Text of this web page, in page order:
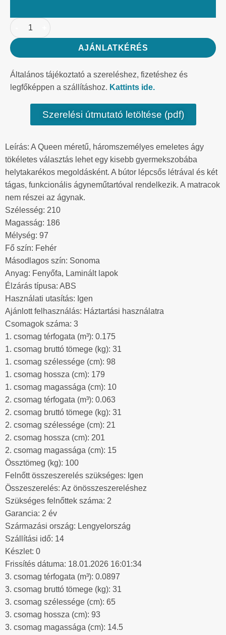
AJÁNLATKÉRÉS
Általános tájékoztató a szereléshez, fizetéshez és
legfőképpen a szállításhoz. Kattints ide.
Szerelési útmutató letöltése (pdf)
Leírás: A Queen méretű, háromszemélyes emeletes ágy
tökéletes választás lehet egy kisebb gyermekszobába
helytakarékos megoldásként. A bútor lépcsős létrával és két
tágas, funkcionális ágyneműtartóval rendelkezik. A matracok
nem részei az ágynak.
Szélesség: 210
Magasság: 186
Mélység: 97
Fő szín: Fehér
Másodlagos szín: Sonoma
Anyag: Fenyőfa, Laminált lapok
Élzárás típusa: ABS
Használati utasítás: Igen
Ajánlott felhasználás: Háztartási használatra
Csomagok száma: 3
1. csomag térfogata (m³): 0.175
1. csomag bruttó tömege (kg): 31
1. csomag szélessége (cm): 98
1. csomag hossza (cm): 179
1. csomag magassága (cm): 10
2. csomag térfogata (m³): 0.063
2. csomag bruttó tömege (kg): 31
2. csomag szélessége (cm): 21
2. csomag hossza (cm): 201
2. csomag magassága (cm): 15
Össztömeg (kg): 100
Felnőtt összeszerelés szükséges: Igen
Összeszerelés: Az önösszeszereléshez
Szükséges felnőttek száma: 2
Garancia: 2 év
Származási ország: Lengyelország
Szállítási idő: 14
Készlet: 0
Frissítés dátuma: 18.01.2026 16:01:34
3. csomag térfogata (m³): 0.0897
3. csomag bruttó tömege (kg): 31
3. csomag szélessége (cm): 65
3. csomag hossza (cm): 93
3. csomag magassága (cm): 14.5